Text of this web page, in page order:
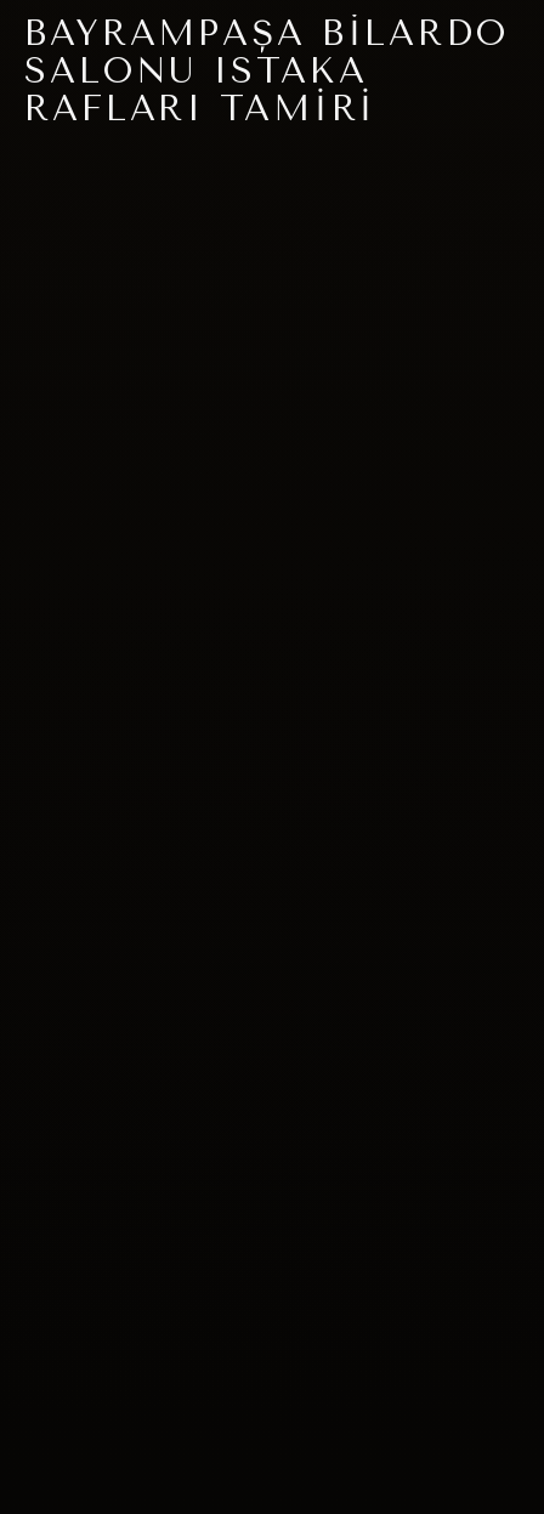
BAYRAMPAŞA BILARDO
SALONU ISTAKA
RAFLARI TAMIRI